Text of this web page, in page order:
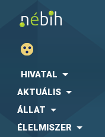
HIVATAL
AKTUÁLIS
ÁLLAT
ÉLELMISZER